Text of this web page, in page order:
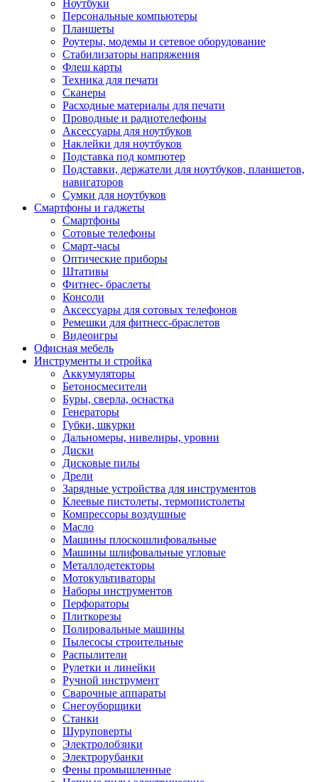
Ноутбуки
Персональные компьютеры
Планшеты
Роутеры, модемы и сетевое оборудование
Стабилизаторы напряжения
Флеш карты
Техника для печати
Сканеры
Расходные материалы для печати
Проводные и радиотелефоны
Аксессуары для ноутбуков
Наклейки для ноутбуков
Подставка под компютер
Подставки, держатели для ноутбуков, планшетов,
навигаторов
Сумки для ноутбуков
Смартфоны и гаджеты
Смартфоны
Сотовые телефоны
Смарт-часы
Оптические приборы
Штативы
Фитнес- браслеты
Консоли
Аксессуары для сотовых телефонов
Ремешки для фитнесс-браслетов
Видеоигры
Офисная мебель
Инструменты и стройка
Аккумуляторы
Бетоносмесители
Буры, сверла, оснастка
Генераторы
Губки, шкурки
Дальномеры, нивелиры, уровни
Диски
Дисковые пилы
Дрели
Зарядные устройства для инструментов
Клеевые пистолеты, термопистолеты
Компрессоры воздушные
Масло
Машины плоскошлифовальные
Машины шлифовальные угловые
Металлодетекторы
Мотокультиваторы
Наборы инструментов
Перфораторы
Плиткорезы
Полировальные машины
Пылесосы строительные
Распылители
Рулетки и линейки
Ручной инструмент
Сварочные аппараты
Снегоуборщики
Станки
Шуруповерты
Электролобзики
Электрорубанки
Фены промышленные